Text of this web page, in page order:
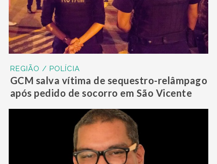
REGIÃO / POLÍCIA
GCM salva vítima de sequestro-relâmpago
após pedido de socorro em São Vicente